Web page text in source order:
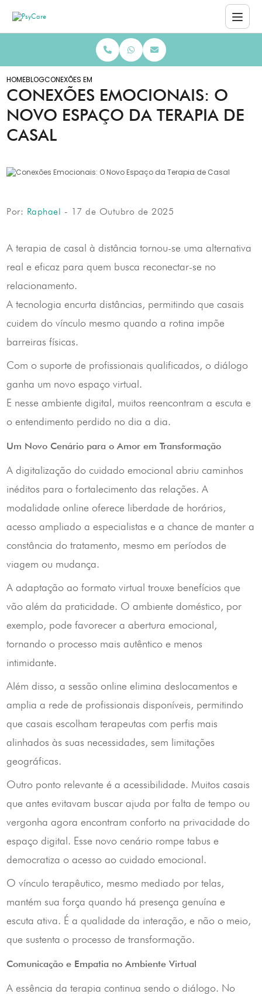
HOMEBLOGCONEXÕES EMOCIONAIS: O NOVO ESPAÇO DA TERAPIA DE CASAL
CONEXÕES EMOCIONAIS: O
NOVO ESPAÇO DA TERAPIA DE
CASAL
Por: Raphael - 17 de Outubro de 2025
A terapia de casal à distância tornou-se uma alternativa
real e eficaz para quem busca reconectar-se no
relacionamento.
A tecnologia encurta distâncias, permitindo que casais
cuidem do vínculo mesmo quando a rotina impõe
barreiras físicas.
Com o suporte de profissionais qualificados, o diálogo
ganha um novo espaço virtual.
E nesse ambiente digital, muitos reencontram a escuta e
o entendimento perdido no dia a dia.
Um Novo Cenário para o Amor em Transformação
A digitalização do cuidado emocional abriu caminhos
inéditos para o fortalecimento das relações. A
modalidade online oferece liberdade de horários,
acesso ampliado a especialistas e a chance de manter a
constância do tratamento, mesmo em períodos de
viagem ou mudança.
A adaptação ao formato virtual trouxe benefícios que
vão além da praticidade. O ambiente doméstico, por
exemplo, pode favorecer a abertura emocional,
tornando o processo mais autêntico e menos
intimidante.
Além disso, a sessão online elimina deslocamentos e
amplia a rede de profissionais disponíveis, permitindo
que casais escolham terapeutas com perfis mais
alinhados às suas necessidades, sem limitações
geográficas.
Outro ponto relevante é a acessibilidade. Muitos casais
que antes evitavam buscar ajuda por falta de tempo ou
vergonha agora encontram conforto na privacidade do
espaço digital. Esse novo cenário rompe tabus e
democratiza o acesso ao cuidado emocional.
O vínculo terapêutico, mesmo mediado por telas,
mantém sua força quando há presença genuína e
escuta ativa. É a qualidade da interação, e não o meio,
que sustenta o processo de transformação.
Comunicação e Empatia no Ambiente Virtual
A essência da terapia continua sendo o diálogo. No